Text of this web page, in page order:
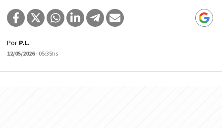
Por P.L.
12/05/2026- 05:35hs